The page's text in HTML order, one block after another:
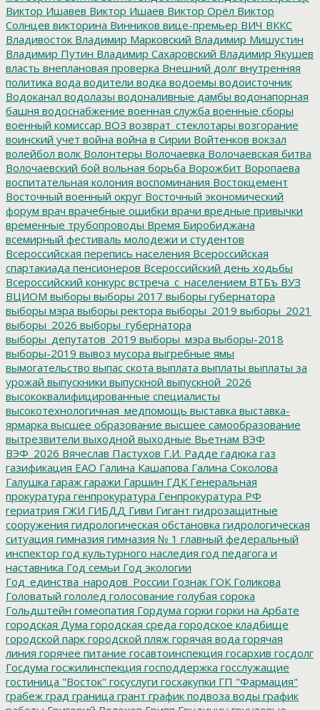
Виктор Ишавев Виктор Ишаев Виктор Орёл Виктор
Солнцев викторина Винников вице-премьер ВИЧ ВККС
Владивосток Владимир Марковский Владимир Мишустин
Владимир Путин Владимир Сахаровский Владимир Якушев
власть внеплановая проверка Внешний долг внутренняя
политика вода водители водка водоемы водоисточник
Водоканал водолазы водоналивные дамбы водонапорная
башня водоснабжение военная служба военные сборы
военный комиссар ВОЗ возврат_стеклотары возгорание
воинский учет война война в Сирии Войтенков вокзал
волейбол волк Волонтеры Волочаевка Волочаевская битва
Волочаевский бой вольная борьба Ворожбит Воропаева
воспитательная колония воспоминания Востокцемент
Восточный военный округ Восточный экономический
форум врач врачебные ошибки врачи вредные привычки
временные трубопроводы Время Биробиджана
всемирный фестиваль молодежи и студентов
Всероссийская перепись населения Всероссийская
спартакиада пенсионеров Всероссийский день ходьбы
Всероссийский конкурс встреча_с_населением ВТБъ ВУЗ
ВЦИОМ выборы выборы 2017 выборы губернатора
выборы мэра выборы ректора выборы_2019 выборы_2021
выборы_2026 выборы_губернатора
выборы_депутатов_2019 выборы_мэра выборы-2018
выборы-2019 вывоз мусора выгребные ямы
вымогательство выпас скота выплата выплаты выплаты за
урожай выпускники выпускной выпускной_2026
высококвалифицированные специалисты
высокотехнологичная_медпомощь выставка выставка-
ярмарка высшее образование высшее самообразование
вытрезвители выходной выходные Вьетнам ВЭФ
ВЭФ_2026 Вячеслав Пастухов Г.И. Радде гадюка газ
газификация ЕАО Галина Кашапова Галина Соколова
Галушка гараж гаражи Гаршин ГДК Генеральная
прокуратура генпрокуратура Генпрокуратура РФ
гериатрия ГЖИ ГИБДД Гиви Гигант гидрозащитные
сооружения гидрологическая обстановка гидрологическая
ситуация гимназия гимназия № 1 главный федеральный
инспектор год культурного наследия год педагога и
наставника Год семьи Год экологии
Год_единства_народов_России Гознак ГОК Голикова
Головатый гололед голосование голубая сорока
Гольдштейн гомеопатия Гордума горки горки на Арбате
городская Дума городская среда городское кладбище
городской парк городской пляж горячая вода горячая
линия горячее питание госавтоинспекция госархив госдолг
Госдума госжилинспекция господдержка госслужащие
гостиница "Восток" госуслуги госхакупки ГП "Фармация"
грабеж град граница грант график подвоза воды график